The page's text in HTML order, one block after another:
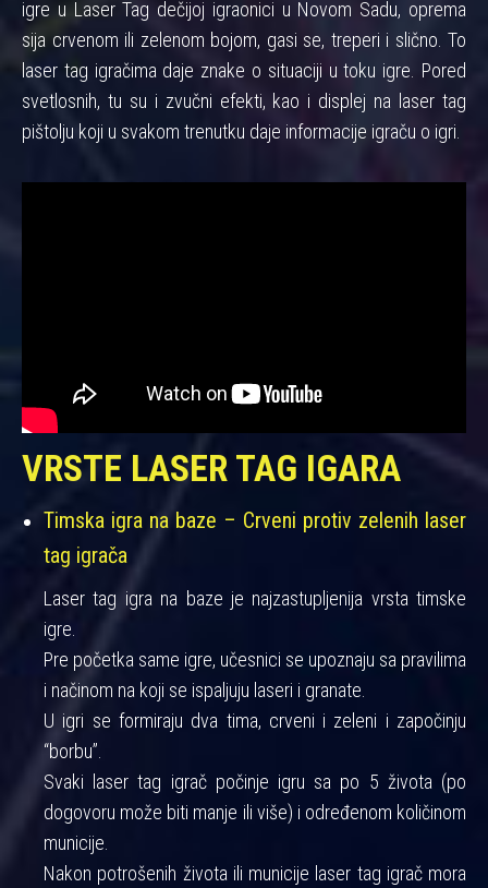
igre u Laser Tag dečijoj igraonici u Novom Sadu, oprema
sija crvenom ili zelenom bojom, gasi se, treperi i slično. To
laser tag igračima daje znake o situaciji u toku igre. Pored
svetlosnih, tu su i zvučni efekti, kao i displej na laser tag
pištolju koji u svakom trenutku daje informacije igraču o igri.
VRSTE LASER TAG IGARA
Timska igra na baze – Crveni protiv zelenih laser
tag igrača
Laser tag igra na baze je najzastupljenija vrsta timske
igre.
Pre početka same igre, učesnici se upoznaju sa pravilima
i načinom na koji se ispaljuju laseri i granate.
U igri se formiraju dva tima, crveni i zeleni i započinju
“borbu”.
Svaki laser tag igrač počinje igru sa po 5 života (po
dogovoru može biti manje ili više) i određenom količinom
municije.
Nakon potrošenih života ili municije laser tag igrač mora